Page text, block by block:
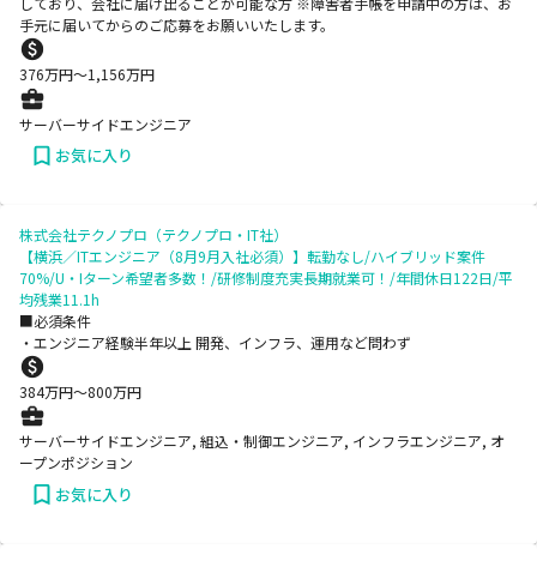
手元に届いてからのご応募をお願いいたします。
376万円〜1,156万円
サーバーサイドエンジニア
お気に入り
株式会社テクノプロ（テクノプロ・IT社）
【横浜／ITエンジニア（8月9月入社必須）】転勤なし/ハイブリッド案件
70%/U・Iターン希望者多数！/研修制度充実長期就業可！/年間休日122日/平
均残業11.1h
■必須条件
・エンジニア経験半年以上 開発、インフラ、運用など問わず
384万円〜800万円
サーバーサイドエンジニア, 組込・制御エンジニア, インフラエンジニア, オ
ープンポジション
お気に入り